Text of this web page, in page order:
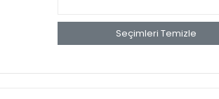
Seçimleri Temizle